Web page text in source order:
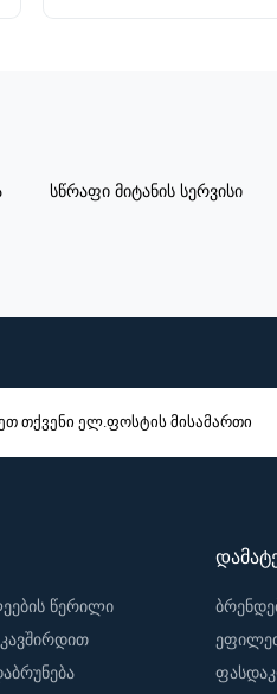
სწრაფი მიტანის სერვისი
წერილი